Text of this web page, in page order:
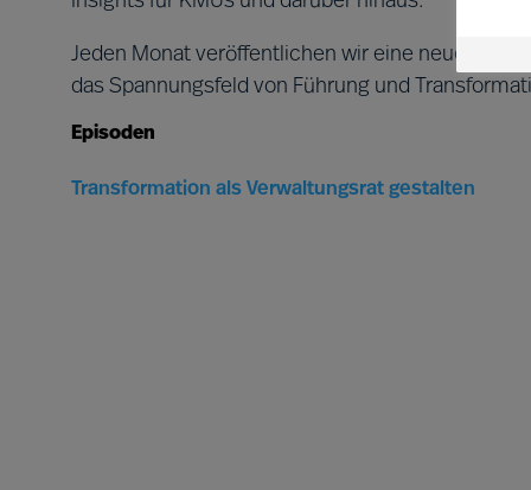
Jeden Monat veröffentlichen wir eine neue
das Spannungsfeld von Führung und
Episoden
Transformation als Verwaltungsrat gestalten